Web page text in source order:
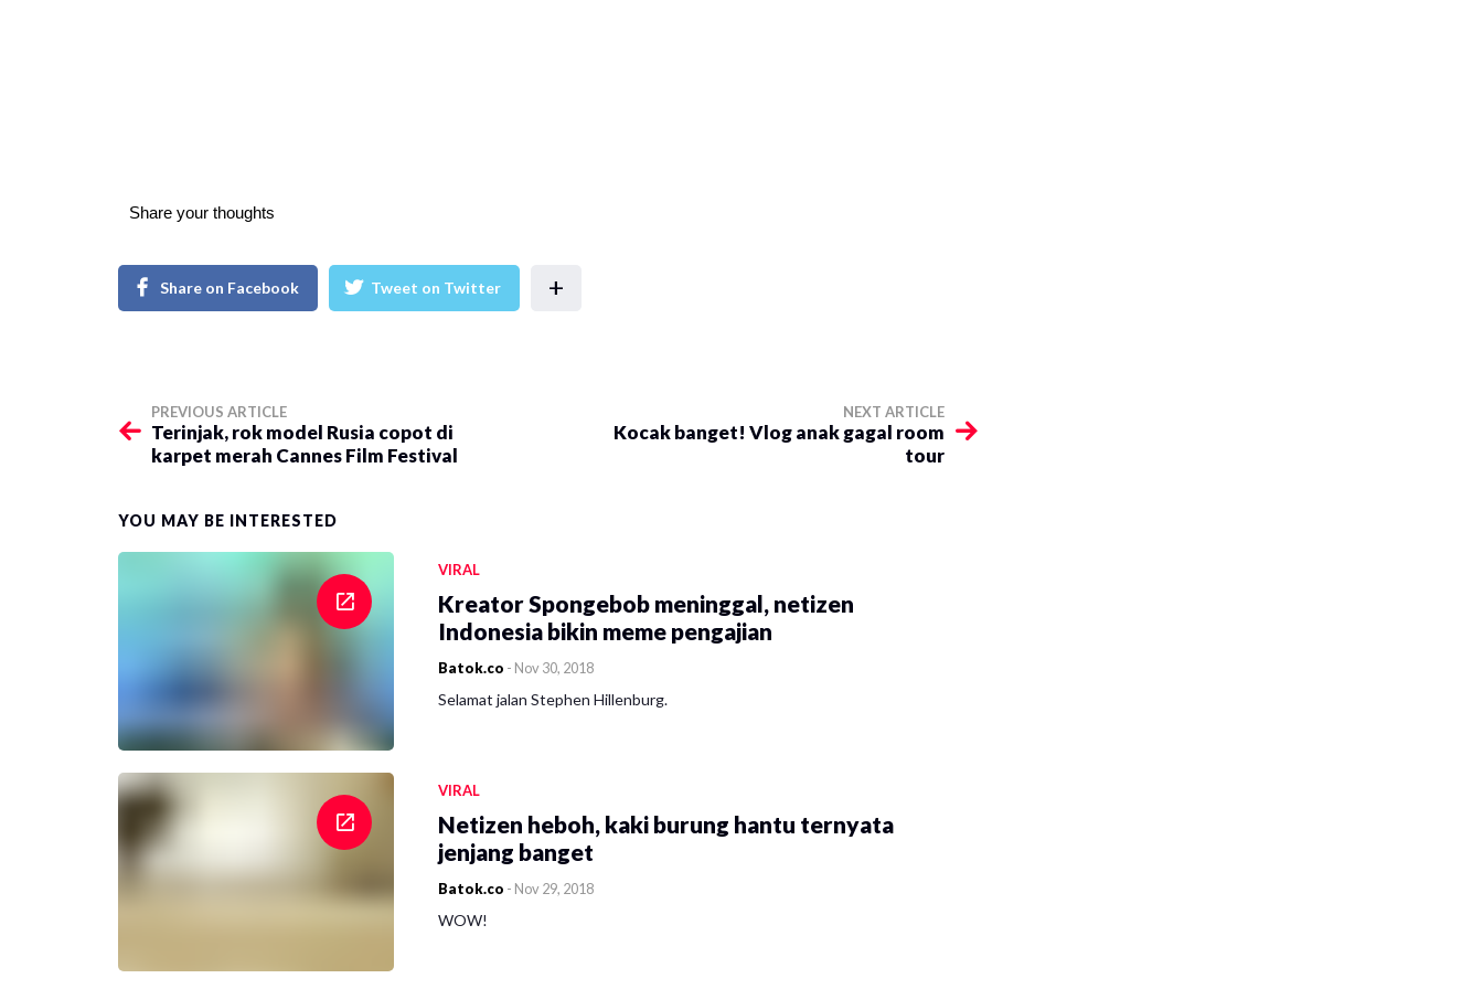
Share your thoughts
Share on Facebook Tweet on Twitter +
PREVIOUS ARTICLE
Terinjak, rok model Rusia copot di
karpet merah Cannes Film Festival
NEXT ARTICLE
Kocak banget! Vlog anak gagal room
tour
YOU MAY BE INTERESTED
VIRAL
Kreator Spongebob meninggal, netizen
Indonesia bikin meme pengajian
Batok.co - Nov 30, 2018
Selamat jalan Stephen Hillenburg.
VIRAL
Netizen heboh, kaki burung hantu ternyata
jenjang banget
Batok.co - Nov 29, 2018
WOW!